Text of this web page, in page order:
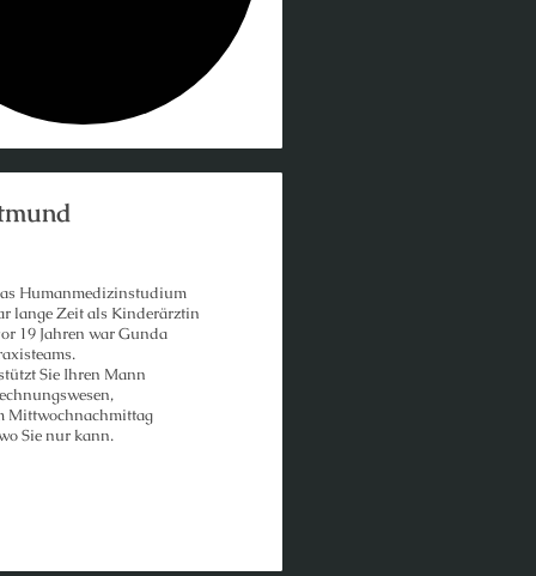
Humanmedizinstudium
lange Zeit als Kinderärztin
19 Jahren war Gunda
Sie Ihren Mann
Mittwochnachmittag
Sie nur kann.